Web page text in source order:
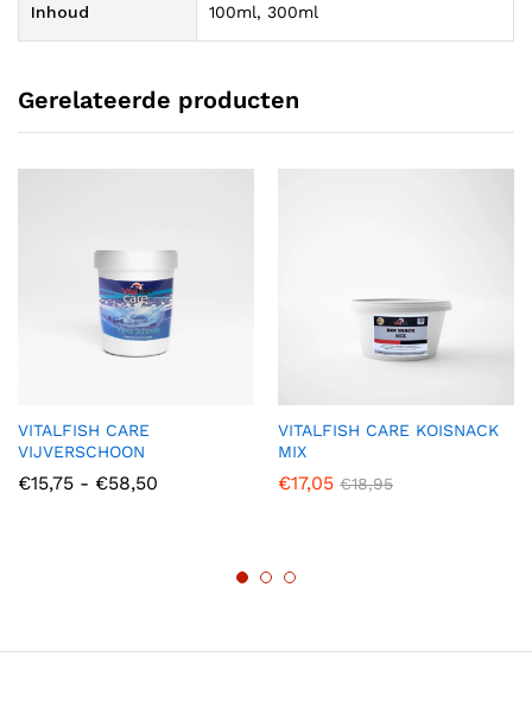
Inhoud 100ml, 300ml
Gerelateerde producten
VITALFISH CARE
VIJVERSCHOON
€15,75 - €58,50
VITALFISH CARE KOISNACK
MIX
€17,05 €18,95